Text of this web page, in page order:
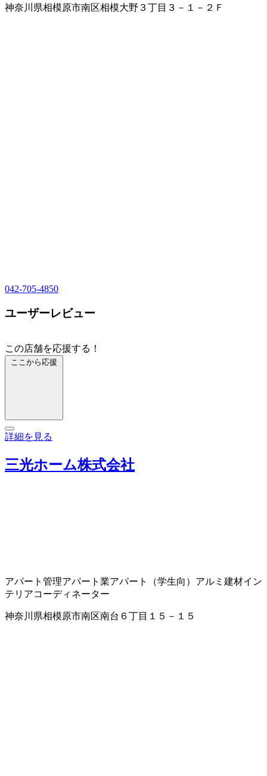
神奈川県相模原市南区相模大野３丁目３－１－２Ｆ
042-705-4850
ユーザーレビュー
この店舗を応援する！
ここから応援
詳細を見る
三光ホーム株式会社
アパート管理アパート業アパート（学生向） アルミ建材イン
テリアコーディネーター
神奈川県相模原市南区南台６丁目１５－１５